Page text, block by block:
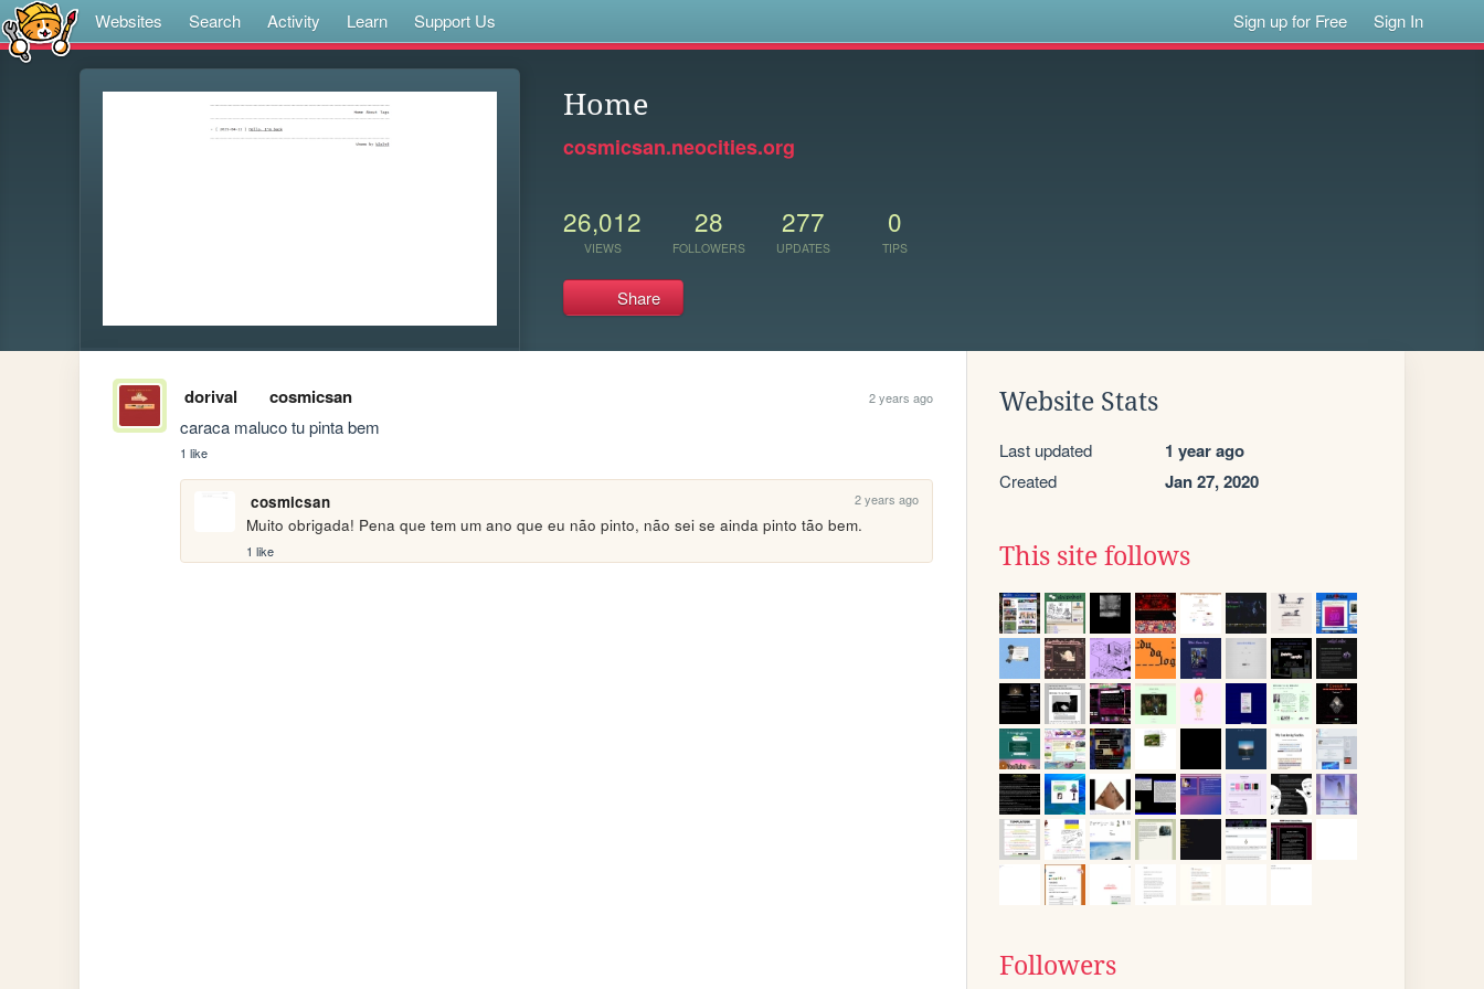
Websites Search Activity Learn Support Us Sign up for Free Sign In
Home
cosmicsan.neocities.org
26,012
VIEWS
28
FOLLOWERS
277
UPDATES
0
TIPS
Share
dorival cosmicsan 2 years ago
caraca maluco tu pinta bem
1 like
cosmicsan 2 years ago
Muito obrigada! Pena que tem um ano que eu não pinto, não sei se ainda pinto tão bem.
1 like
Website Stats
Last updated 1 year ago
Created Jan 27, 2020
This site follows
Followers